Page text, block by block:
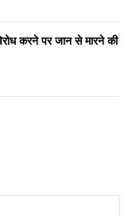
करने पर जान से मारने की